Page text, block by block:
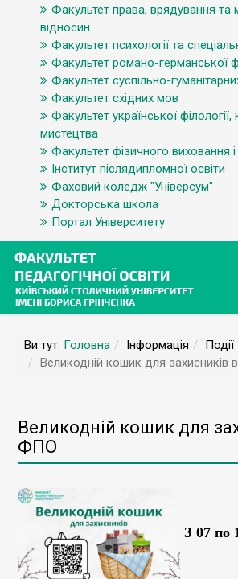
Факультет права, врядування та
відносин
Факультет психології та
Факультет романо-германської
Факультет суспільно-
Факультет східних мов
Факультет української філології,
мистецтва
Факультет фізичного виховання
Інститут післядипломної освіти
Фаховий коледж "Універсум"
Докторська школа
Портал Університету
Ви тут: Головна Інформація
Події
Великодній кошик для захисників
Великодній кошик для
ФПО
З 07 по